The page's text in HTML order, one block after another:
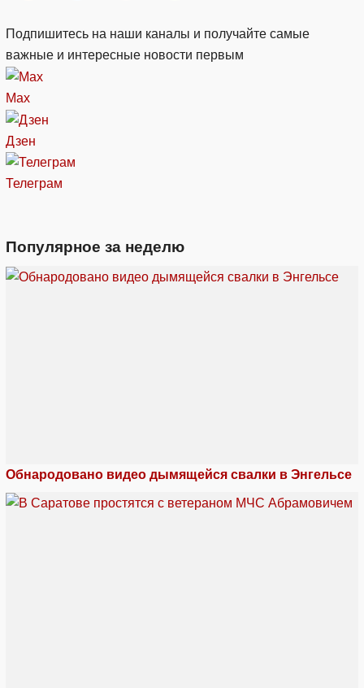
Подпишитесь на наши каналы и получайте самые
важные и интересные новости первым
Max
Дзен
Телеграм
Популярное за неделю
Обнародовано видео дымящейся свалки в Энгельсе